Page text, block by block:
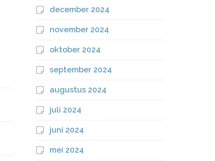
december 2024
november 2024
oktober 2024
september 2024
augustus 2024
juli 2024
juni 2024
mei 2024